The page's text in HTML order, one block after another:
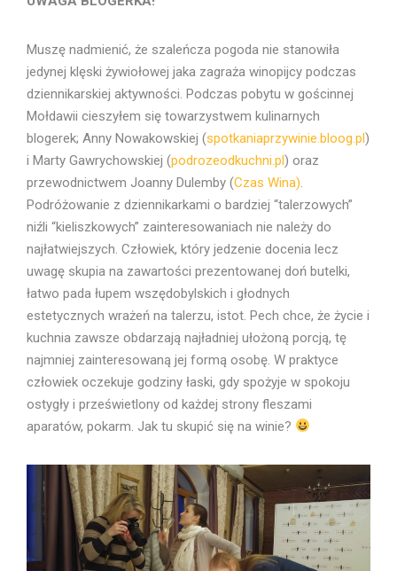
Muszę nadmienić, że szaleńcza pogoda nie stanowiła
jedynej klęski żywiołowej jaka zagraża winopijcy podczas
dziennikarskiej aktywności. Podczas pobytu w gościnnej
Mołdawii cieszyłem się towarzystwem kulinarnych
blogerek; Anny Nowakowskiej (spotkaniaprzywinie.bloog.pl)
i Marty Gawrychowskiej (podrozeodkuchni.pl) oraz
przewodnictwem Joanny Dulemby (Czas Wina).
Podróżowanie z dziennikarkami o bardziej “talerzowych”
niźli “kieliszkowych” zainteresowaniach nie należy do
najłatwiejszych. Człowiek, który jedzenie docenia lecz
uwagę skupia na zawartości prezentowanej doń butelki,
łatwo pada łupem wszędobylskich i głodnych
estetycznych wrażeń na talerzu, istot. Pech chce, że życie i
kuchnia zawsze obdarzają najładniej ułożoną porcją, tę
najmniej zainteresowaną jej formą osobę. W praktyce
człowiek oczekuje godziny łaski, gdy spożyje w spokoju
ostygły i prześwietlony od każdej strony fleszami
aparatów, pokarm. Jak tu skupić się na winie?